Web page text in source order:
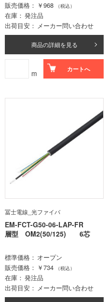
販売価格
￥968 （税込）
在庫
発注品
出荷目安
メーカー問い合わせ
商品の詳細を見る
m カートへ
冨士電線_光ファイバ
EM-FCT-G50-06-LAP-FR
層型 OM2(50/125) 6芯
標準価格
オープン
販売価格
￥734 （税込）
在庫
発注品
出荷目安
メーカー問い合わせ